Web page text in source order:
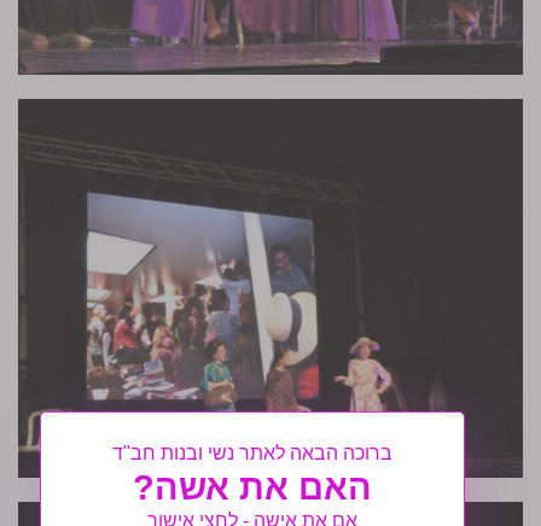
ברוכה הבאה לאתר נשי ובנות חב"ד
האם את אשה?
אם את אישה - לחצי אישור